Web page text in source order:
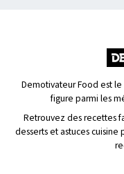
Demotivateur Food est
figure parmi les
Retrouvez des recettes
desserts et astuces